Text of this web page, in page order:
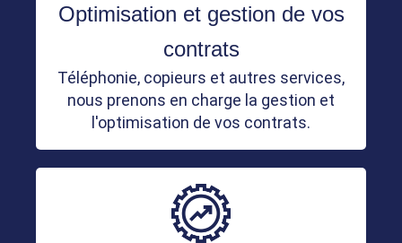
Optimisation et gestion de vos
contrats
Téléphonie, copieurs et autres services,
nous prenons en charge la gestion et
l'optimisation de vos contrats.